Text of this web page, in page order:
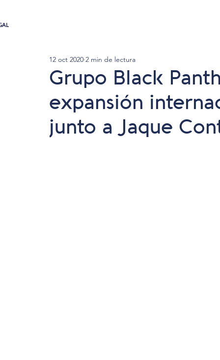
Grupo Black
expansión
junto a Jaque
12 oct 2020 2 min de lectura